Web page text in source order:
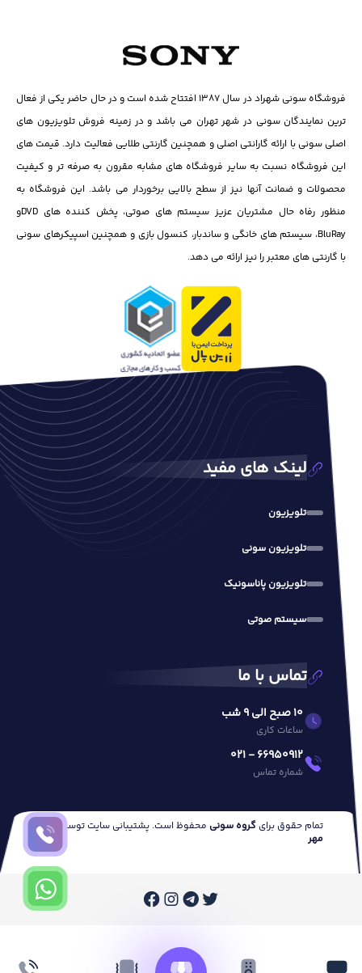
فروشگاه سونی شهراد در سال ۱۳۸۷ افتتاح شده است و در حال حاضر یکی از فعال
ترین نمایندگان سونی در شهر تهران می باشد و در زمینه فروش تلویزیون های
اصلی سونی با ارائه گارانتی اصلی و همچنین گارنتی طلایی فعالیت دارد. قیمت های
این فروشگاه نسبت به سایر فروشگاه های مشابه مقرون به صرفه تر و کیفیت
محصولات و ضمانت آنها نیز از سطح بالایی برخوردار می باشد. این فروشگاه به
منظور رفاه حال مشتریان عزیز سیستم های صوتی، پخش کننده های DVD‌و
BluRay، سیستم های خانگی و ساندبار، کنسول بازی و همچنین اسپیکرهای سونی
با گارنتی های معتبر را نیز ارائه می دهد.
لینک های مفید
تلویزیون
تلویزیون سونی
تلویزیون پاناسونیک
سیستم صوتی
تماس با ما
10 صبح الی 9 شب
ساعات کاری
66950912 - 021
شماره تماس
تمام حقوق برای گروه سونی محفوظ است. پشتیبانی سایت توسط وب
مهر